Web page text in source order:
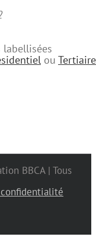
labellisées
ou Tertiaire
BBCA | Tous